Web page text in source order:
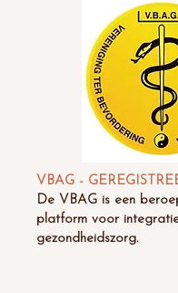
VBAG -
De VBAG is een
platform voor
gezondheidszorg.